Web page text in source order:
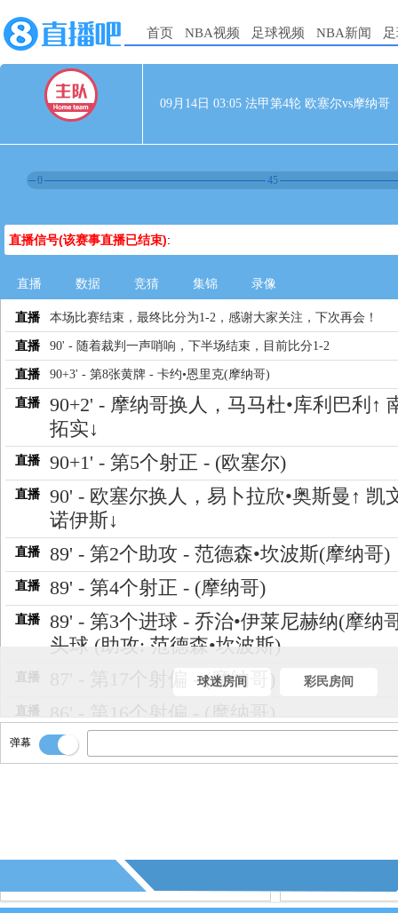
首页 NBA视频 足球视频 NBA新闻
09月14日 03:05 法甲第4轮 欧塞尔vs摩纳哥
0 45
直播信号(该赛事直播已结束):
直播 数据 竞猜 集锦 录像
直播 本场比赛结束，最终比分为1-2，感谢大家关注，下次再会！
直播 90' - 随着裁判一声哨响，下半场结束，目前比分1-2
直播 90+3' - 第8张黄牌 - 卡约•恩里克(摩纳哥)
直播
90+2' - 摩纳哥换人，马马杜•库利巴利↑
拓实↓
直播 90+1' - 第5个射正 - (欧塞尔)
直播
90' - 欧塞尔换人，易卜拉欣•奥斯曼↑ 凯
诺伊斯↓
直播 89' - 第2个助攻 - 范德森•坎波斯(摩纳哥)
直播 89' - 第4个射正 - (摩纳哥)
直播
89' - 第3个进球 - 乔治•伊莱尼赫纳(摩纳
头球 (助攻: 范德森•坎波斯)
直播 87' - 第17个射偏 - (摩纳哥)
直播 86' - 第16个射偏 - (摩纳哥)
直播 86' - 第13个角球 - (摩纳哥)
↓
直播
77' - 欧塞尔换人，鲁迪•马通多↑ 拉辛•
球迷房间 彩民房间
弹幕